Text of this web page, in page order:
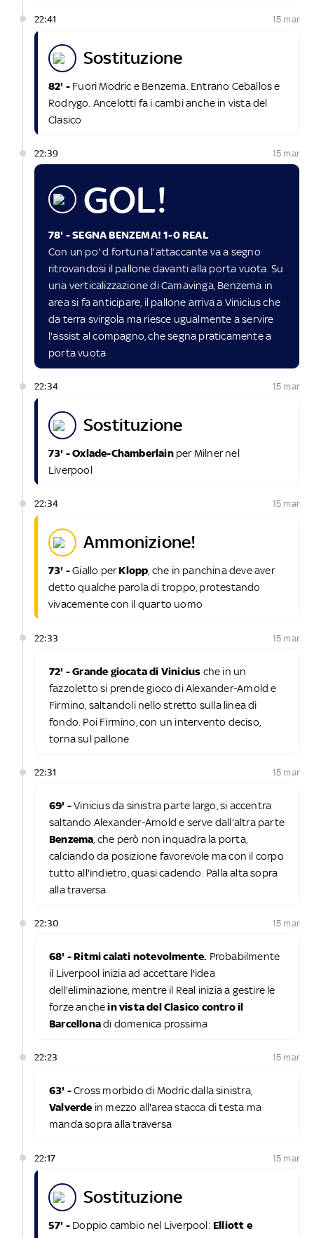
22:41 15 mar
sostituzione
82' - Fuori Modric e Benzema. Entrano Ceballos e
Rodrygo. Ancelotti fa i cambi anche in vista del
Clasico
22:39 15 mar
GOL!
78' - SEGNA BENZEMA! 1-0 REAL
Con un po' d fortuna l'attaccante va a segno
ritrovandosi il pallone davanti alla porta vuota. Su
una verticalizzazione di Camavinga, Benzema in
area si fa anticipare, il pallone arriva a Vinicius che
da terra svirgola ma riesce ugualmente a servire
l'assist al compagno, che segna praticamente a
porta vuota
22:34 15 mar
sostituzione
73' - Oxlade-Chamberlainper Milner nel
Liverpool
22:34 15 mar
ammonizione!
73' -Giallo perKlopp , che in panchina deve aver
detto qualche parola di troppo, protestando
vivacemente con il quarto uomo
22:33 15 mar
72' - Grande giocata di Vinicius che in un
fazzoletto si prende gioco di Alexander-Arnold e
Firmino, saltandoli nello stretto sulla linea di
fondo. Poi Firmino, con un intervento deciso,
torna sul pallone
22:31 15 mar
69' -Vinicius da sinistra parte largo, si accentra
saltando Alexander-Arnold e serve dall'altra parte
Benzema , che però non inquadra la porta,
calciando da posizione favorevole ma con il corpo
tutto all'indietro, quasi cadendo. Palla alta sopra
alla traversa
22:30 15 mar
68' - Ritmi calati notevolmente. Probabilmente
il Liverpool inizia ad accettare l'idea
dell'eliminazione, mentre il Real inizia a gestire le
forze anchein vista del Clasico contro il
Barcellonadi domenica prossima
22:23 15 mar
63' -Cross morbido di Modric dalla sinistra,
Valverde in mezzo all'area stacca di testa ma
manda sopra alla traversa
22:17 15 mar
sostituzione
57' - Doppio cambio nel Liverpool: Elliott e